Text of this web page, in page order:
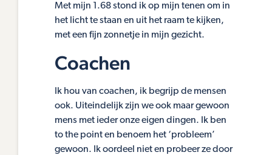
Met mijn 1.68 stond ik op mijn tenen om in
het licht te staan en uit het raam te kijken,
met een fijn zonnetje in mijn gezicht.
Coachen
Ik hou van coachen, ik begrijp de mensen
ook. Uiteindelijk zijn we ook maar gewoon
mens met ieder onze eigen dingen. Ik ben
to the point en benoem het ‘probleem’
gewoon. Ik oordeel niet en probeer ze door